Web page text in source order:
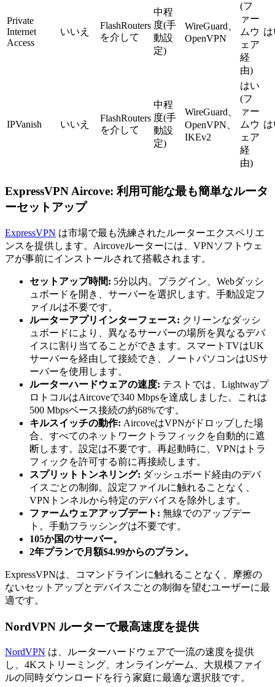
Private
Internet
Access
いいえ
FlashRouters
を介して
中程
度(手
動設
定)
WireGuard、
OpenVPN
(フ
ァー
ムウ
ェア
経
由)
IPVanish いいえ
FlashRouters
を介して
中程
度(手
動設
定)
WireGuard、
OpenVPN、
IKEv2
はい
(フ
ァー
ムウ
ェア
経
由)
ExpressVPN Aircove: 利用可能な最も簡単なルータ
ーセットアップ
ExpressVPN は市場で最も洗練されたルーターエクスペリエ
ンスを提供します。Aircoveルーターには、VPNソフトウェ
アが事前にインストールされて搭載されます。
セットアップ時間: 5分以内。プラグイン、Webダッシ
ュボードを開き、サーバーを選択します。手動設定フ
ァイルは不要です。
ルーターアプリインターフェース: クリーンなダッシ
ュボードにより、異なるサーバーの場所を異なるデバ
イスに割り当てることができます。スマートTVはUK
サーバーを経由して接続でき、ノートパソコンはUSサ
ーバーを使用します。
ルーターハードウェアの速度: テストでは、Lightwayプ
ロトコルはAircoveで340 Mbpsを達成しました。これは
500 Mbpsベース接続の約68%です。
キルスイッチの動作: AircoveはVPNがドロップした場
合、すべてのネットワークトラフィックを自動的に遮
断します。設定は不要です。再起動時に、VPNはトラ
フィックを許可する前に再接続します。
スプリットトンネリング: ダッシュボード経由のデバ
イスごとの制御。設定ファイルに触れることなく、
VPNトンネルから特定のデバイスを除外します。
ファームウェアアップデート: 無線でのアップデー
ト。手動フラッシングは不要です。
105か国のサーバー。
2年プランで月額$4.99からのプラン。
ExpressVPNは、コマンドラインに触れることなく、摩擦の
ないセットアップとデバイスごとの制御を望むユーザーに最
適です。
NordVPN ルーターで最高速度を提供
NordVPN は、ルーターハードウェアで一流の速度を提供
し、4Kストリーミング、オンラインゲーム、大規模ファイ
ルの同時ダウンロードを行う家庭に最適な選択肢です。